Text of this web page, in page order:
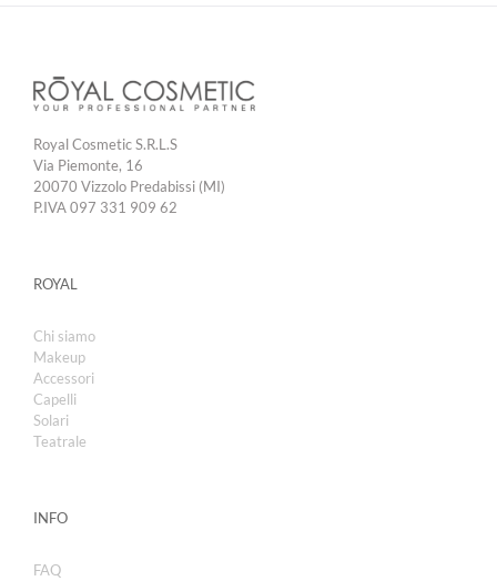
Royal Cosmetic S.R.L.S
Via Piemonte, 16
20070 Vizzolo Predabissi (MI)
P.IVA 097 331 909 62
ROYAL
Chi siamo
Makeup
Accessori
Capelli
Solari
Teatrale
INFO
FAQ